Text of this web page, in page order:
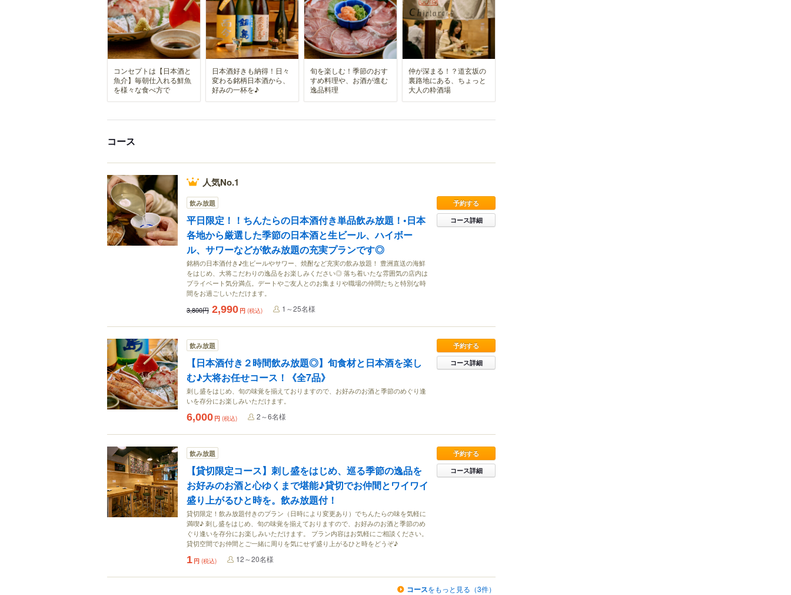
コンセプトは【日本酒と
魚介】毎朝仕入れる鮮魚
を様々な食べ方で
日本酒好きも納得！日々
変わる銘柄日本酒から、
好みの一杯を♪
旬を楽しむ！季節のおす
すめ料理や、お酒が進む
逸品料理
仲が深まる！？道玄坂の
裏路地にある、ちょっと
大人の粋酒場
コース
人気No.1
飲み放題
平日限定！！ちんたらの日本酒付き単品飲み放題！•日本
各地から厳選した季節の日本酒と生ビール、ハイボー
ル、サワーなどが飲み放題の充実プランです◎
銘柄の日本酒付き♪生ビールやサワー、焼酎など充実の飲み放題！ 豊洲直送の海鮮
をはじめ、大将こだわりの逸品をお楽しみください◎ 落ち着いたな雰囲気の店内は
プライベート気分満点。デートやご友人とのお集まりや職場の仲間たちと特別な時
間をお過ごしいただけます。
予約する
コース詳細
3,800円 2,990 円 (税込) 1～25名様
飲み放題
【日本酒付き２時間飲み放題◎】旬食材と日本酒を楽し
む♪大将お任せコース！《全7品》
刺し盛をはじめ、旬の味覚を揃えておりますので、お好みのお酒と季節のめぐり逢
いを存分にお楽しみいただけます。
予約する
コース詳細
6,000 円 (税込) 2～6名様
飲み放題
【貸切限定コース】刺し盛をはじめ、巡る季節の逸品を
お好みのお酒と心ゆくまで堪能♪貸切でお仲間とワイワイ
盛り上がるひと時を。飲み放題付！
貸切限定！飲み放題付きのプラン（日時により変更あり）でちんたらの味を気軽に
満喫♪ 刺し盛をはじめ、旬の味覚を揃えておりますので、お好みのお酒と季節のめ
ぐり逢いを存分にお楽しみいただけます。 プラン内容はお気軽にご相談ください。
貸切空間でお仲間とご一緒に周りを気にせず盛り上がるひと時をどうぞ♪
予約する
コース詳細
1 円 (税込) 12～20名様
コースをもっと見る（3件）